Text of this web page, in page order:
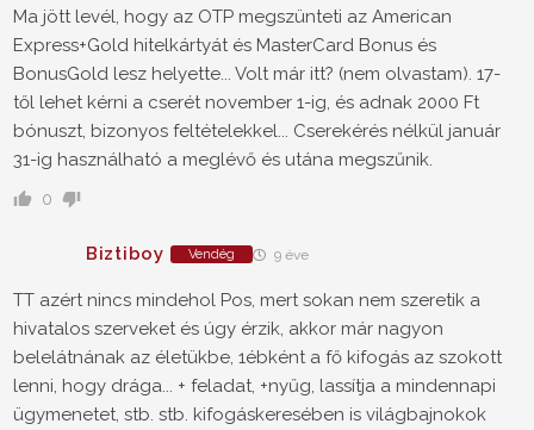
Ma jött levél, hogy az OTP megszünteti az American
Express+Gold hitelkártyát és MasterCard Bonus és
BonusGold lesz helyette... Volt már itt? (nem olvastam). 17-
től lehet kérni a cserét november 1-ig, és adnak 2000 Ft
bónuszt, bizonyos feltételekkel... Cserekérés nélkül január
31-ig használható a meglévő és utána megszűnik.
0
Biztiboy Vendég 9 éve
TT azért nincs mindehol Pos, mert sokan nem szeretik a
hivatalos szerveket és úgy érzik, akkor már nagyon
belelátnának az életükbe, 1ébként a fő kifogás az szokott
lenni, hogy drága... + feladat, +nyűg, lassítja a mindennapi
ügymenetet, stb. stb. kifogáskeresében is világbajnokok